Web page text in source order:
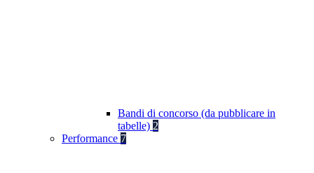
Bandi di concorso (da pubblicare in
tabelle) 2
Performance 7